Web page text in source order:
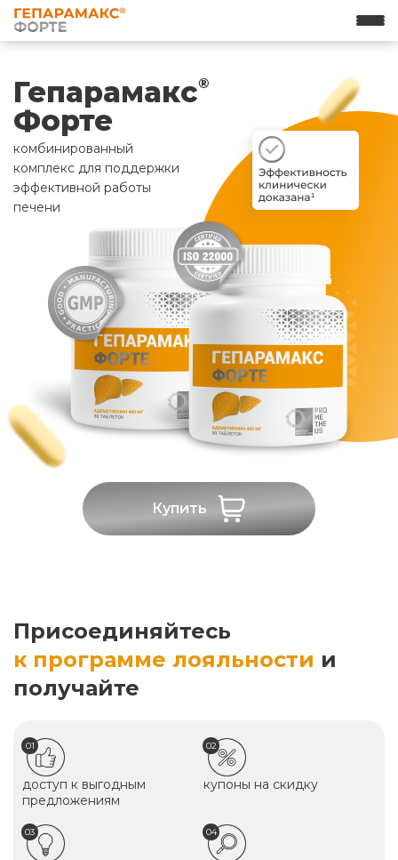
Гепарамакс®
Форте
комбинированный
комплекс для поддержки
эффективной работы
печени
Купить
Присоединяйтесь
к программе лояльности и
получайте
01
доступ к выгодным
предложениям
02
купоны на скидку
03 04